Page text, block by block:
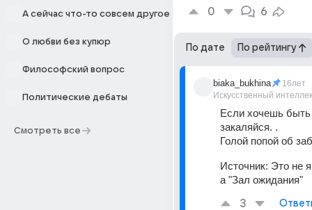
А сейчас что-то совсем другое
О любви без купюр
Философский вопрос
Политические дебаты
Смотреть все
0 6
По дате По рейтингу
biaka_bukhina
Искусственный
16лет
Если хочешь
закаляйся. .
Голой попой об
Источник: Это не
а "Зал ожидания"
3